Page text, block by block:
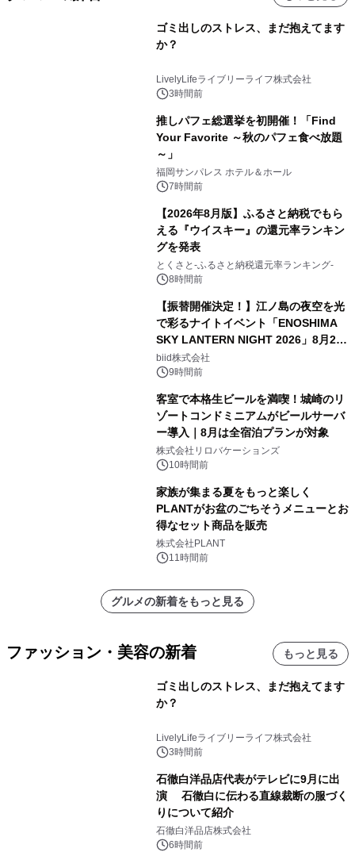
ゴミ出しのストレス、まだ抱えてます
か？
LivelyLifeライブリーライフ株式会社
3時間前
推しパフェ総選挙を初開催！「Find
Your Favorite ～秋のパフェ食べ放題
～」
福岡サンパレス ホテル＆ホール
7時間前
【2026年8月版】ふるさと納税でもら
える『ウイスキー』の還元率ランキン
グを発表
とくさと-ふるさと納税還元率ランキング-
8時間前
【振替開催決定！】江ノ島の夜空を光
で彩るナイトイベント「ENOSHIMA
SKY LANTERN NIGHT 2026」8月22
日(土)振替開催＆受付スタート！
biid株式会社
9時間前
客室で本格生ビールを満喫！城崎のリ
ゾートコンドミニアムがビールサーバ
ー導入｜8月は全宿泊プランが対象
株式会社リロバケーションズ
10時間前
家族が集まる夏をもっと楽しく
PLANTがお盆のごちそうメニューとお
得なセット商品を販売
株式会社PLANT
11時間前
グルメの新着をもっと見る
ファッション・美容の新着 もっと見る
ゴミ出しのストレス、まだ抱えてます
か？
LivelyLifeライブリーライフ株式会社
3時間前
石徹白洋品店代表がテレビに9月に出
演 石徹白に伝わる直線裁断の服づく
りについて紹介
石徹白洋品店株式会社
6時間前